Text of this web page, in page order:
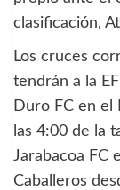
clasificación,
Los cruces
tendrán a la
Duro FC en el
las 4:00 de la
Jarabacoa FC
Caballeros